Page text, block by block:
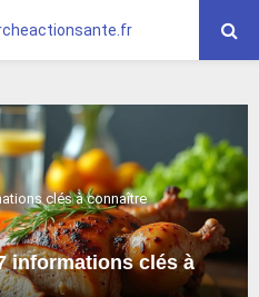
clés à connaître
informations clés à